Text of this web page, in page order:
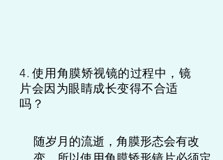
4. 使用角膜矫视镜的过程中，镜
片会因为眼睛成长变得不合适
吗？
随岁月的流逝，角膜形态会有改